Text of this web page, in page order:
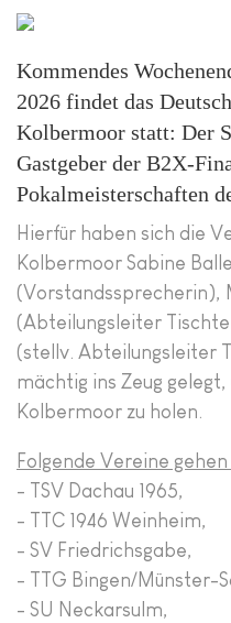
Kommendes
2026 findet das
Kolbermoor statt: Der
Gastgeber der B2X-
Pokalmeisterschaften
Hierfür haben sich die
Kolbermoor Sabine
(Vorstandssprecherin),
(Abteilungsleiter
(stellv. Abteilungsleiter
mächtig ins Zeug
Kolbermoor zu holen.
Folgende Vereine
- TSV Dachau 1965,
- TTC 1946 Weinheim,
- SV Friedrichsgabe,
- TTG Bingen/Münster-
- SU Neckarsulm,